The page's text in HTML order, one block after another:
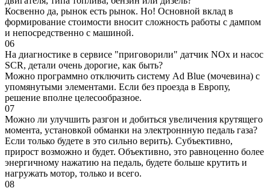
Косвенно да, рынок есть рынок. Но! Основной вклад в
формирование стоимости вносит сложность работы с дампом
и непосредственно с машиной.
06
На диагностике в сервисе "приговорили" датчик NOx и насос
SCR, детали очень дорогие, как быть?
Можно программно отключить систему Ad Blue (мочевина) с
упомянутыми элементами. Если без проезда в Европу,
решение вполне целесообразное.
07
Можно ли улучшить разгон и добиться увеличения крутящего
момента, установкой обманки на электроннную педаль газа?
Если только будете в это сильно верить). Субъективно,
прирост возможно и будет. Объективно, это равноценно более
энергичному нажатию на педаль, будете больше крутить и
нагружать мотор, только и всего.
08